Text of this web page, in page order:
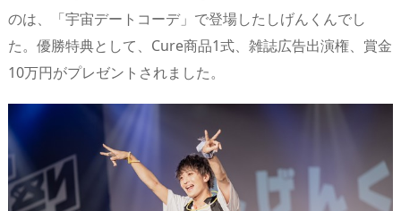
のは、「宇宙デートコーデ」で登場したしげんくんでし
た。優勝特典として、Cure商品1式、雑誌広告出演権、賞金
10万円がプレゼントされました。